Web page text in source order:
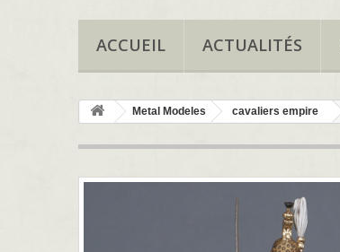
ACCUEIL ACTUALITÉS
Metal Modeles cavaliers empire